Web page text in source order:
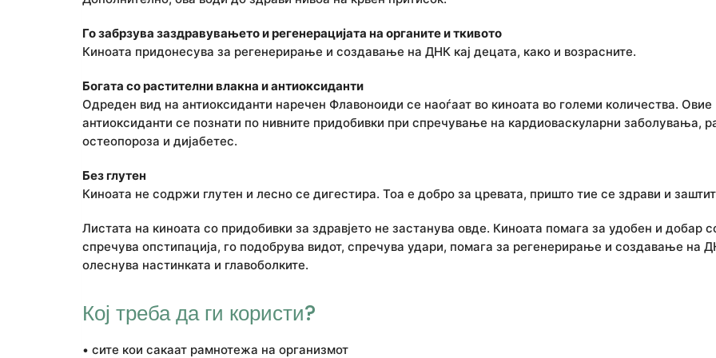
Го забрзува заздравувањето и регенерацијата на органите и ткивото
Киноата придонесува за регенерирање и создавање на ДНК кај децата, како и возрасните.
Богата со растителни влакна и антиоксиданти
Одреден вид на антиоксиданти наречен Флавоноиди се наоѓаат во киноата во големи количества. Овие
антиоксиданти се познати по нивните придобивки при спречување на кардиоваскуларни заболувања,
остеопороза и дијабетес.
Без глутен
Киноата не содржи глутен и лесно се дигестира. Тоа е добро за цревата, пришто тие се здрави и
Листата на киноата со придобивки за здравјето не застанува овде. Киноата помага за удобен и добар
спречува опстипација, го подобрува видот, спречува удари, помага за регенерирање и создавање на
олеснува настинката и главоболките.
Кој треба да ги користи?
• сите кои сакаат рамнотежа на организмот